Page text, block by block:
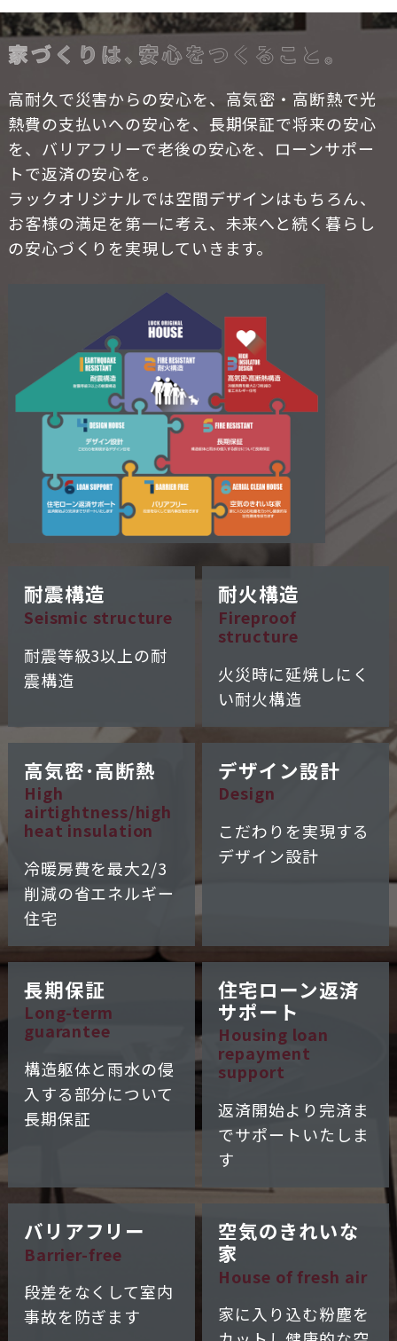
高耐久で災害からの安心を、高気密・高断熱で光
熱費の支払いへの安心を、長期保証で将来の安心
を、バリアフリーで老後の安心を、ローンサポー
トで返済の安心を。
ラックオリジナルでは空間デザインはもちろん、
お客様の満足を第一に考え、未来へと続く暮らし
の安心づくりを実現していきます。
耐震構造
Seismic structure
耐震等級3以上の耐
震構造
耐火構造
Fireproof
structure
火災時に延焼しにく
い耐火構造
高気密･高断熱
High
airtightness/high
heat insulation
冷暖房費を最大2/3
削減の省エネルギー
住宅
デザイン設計
Design
こだわりを実現する
デザイン設計
長期保証
Long-term
guarantee
構造躯体と雨水の侵
入する部分について
長期保証
住宅ローン返済
サポート
Housing loan
repayment
support
返済開始より完済ま
でサポートいたしま
す
バリアフリー
Barrier-free
段差をなくして室内
事故を防ぎます
空気のきれいな
家
House of fresh air
家に入り込む粉塵を